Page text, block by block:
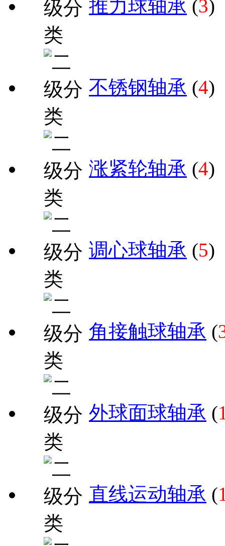
推力球轴承 (3)
不锈钢轴承 (4)
涨紧轮轴承 (4)
调心球轴承 (5)
角接触球轴承 (
外球面球轴承 (
直线运动轴承 (